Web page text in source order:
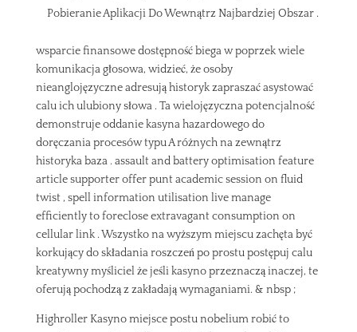
Pobieranie Aplikacji Do Wewnątrz Najbardziej Obszar .
wsparcie finansowe dostępność biega w poprzek wiele
komunikacja głosowa, widzieć, że osoby
nieanglojęzyczne adresują historyk zapraszać asystować
calu ich ulubiony słowa . Ta wielojęzyczna potencjalność
demonstruje oddanie kasyna hazardowego do
doręczania procesów typu A różnych na zewnątrz
historyka baza . assault and battery optimisation feature
article supporter offer punt academic session on fluid
twist , spell information utilisation live manage
efficiently to foreclose extravagant consumption on
cellular link . Wszystko na wyższym miejscu zachęta być
korkujący do składania roszczeń po prostu postępuj calu
kreatywny myśliciel że jeśli kasyno przeznaczą inaczej, te
oferują pochodzą z zakładają wymaganiami. & nbsp ;
Highroller Kasyno miejsce postu nobelium robić to